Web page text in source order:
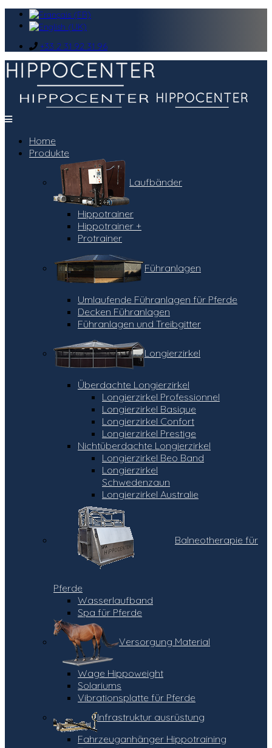
+33 2 31 92 31 96
Home
Produkte
Laufbänder
Hippotrainer
Hippotrainer +
Protrainer
Führanlagen
Umlaufende Führanlagen für Pferde
Decken Führanlagen
Führanlagen und Treibgitter
Longierzirkel
Überdachte Longierzirkel
Longierzirkel Professionnel
Longierzirkel Basique
Longierzirkel Confort
Longierzirkel Prestige
Nichtüberdachte Longierzirkel
Longierzirkel Beo Band
Longierzirkel
Schwedenzaun
Longierzirkel Australie
Balneotherapie für
Pferde
Wasserlaufband
Spa für Pferde
Versorgung Material
Wage Hippoweight
Solariums
Vibrationsplatte für Pferde
Infrastruktur ausrüstung
Fahrzeuganhänger Hippotraining